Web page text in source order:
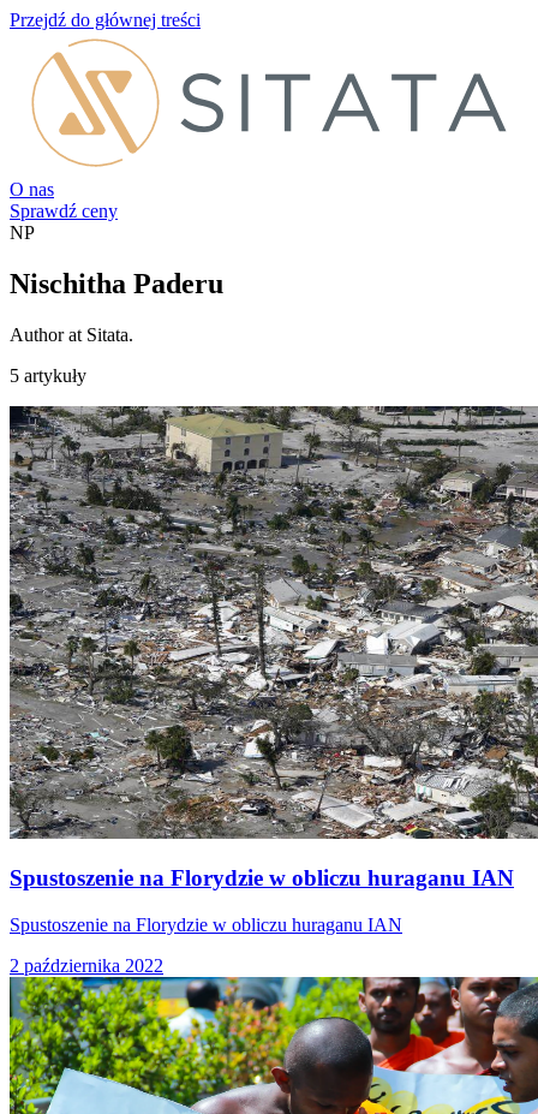
Przejdź do głównej treści
O nas
Sprawdź ceny
NP
Nischitha Paderu
Author at Sitata.
5 artykuły
Spustoszenie na Florydzie w obliczu huraganu IAN
Spustoszenie na Florydzie w obliczu huraganu IAN
2 października 2022